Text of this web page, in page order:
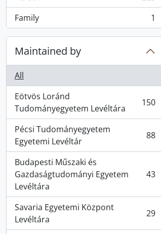
, 223 results
Family
, 1 results 1
Maintained by
All
Eötvös Loránd
Tudományegyetem Levéltára
, 150 results 150
Pécsi Tudományegyetem
Egyetemi Levéltár
, 88 results 88
Budapesti Műszaki és
Gazdaságtudományi Egyetem
Levéltára
, 43 results 43
Savaria Egyetemi Központ
Levéltára
, 29 results 29